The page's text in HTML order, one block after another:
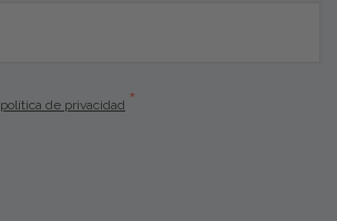
política de privacidad *